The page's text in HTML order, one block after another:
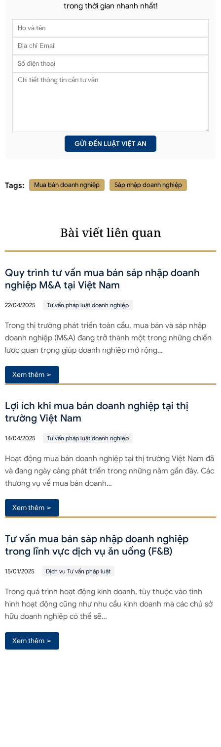
trong thời gian nhanh nhất!
Tags: Mua bán doanh nghiệp Sáp nhập doanh nghiệp
Bài viết liên quan
Quy trình tư vấn mua bán sáp nhập doanh
nghiệp M&A tại Việt Nam
22/04/2025 Tư vấn pháp luật doanh nghiệp
Trong thị trường phát triển toàn cầu, mua bán và sáp nhập
doanh nghiệp (M&A) đang trở thành một trong những chiến
lược quan trọng giúp doanh nghiệp mở rộng…
Xem thêm ➢
Lợi ích khi mua bán doanh nghiệp tại thị
trường Việt Nam
14/04/2025 Tư vấn pháp luật doanh nghiệp
Hoạt động mua bán doanh nghiệp tại thị trường Việt Nam đã
và đang ngày càng phát triển trong những năm gần đây. Các
thương vụ về mua bán doanh…
Xem thêm ➢
Tư vấn mua bán sáp nhập doanh nghiệp
trong lĩnh vực dịch vụ ăn uống (F&B)
15/01/2025 Dịch vụ Tư vấn pháp luật
Trong quá trình hoạt động kinh doanh, tùy thuộc vào tình
hình hoạt động cũng như nhu cầu kinh doanh mà các chủ sở
hữu doanh nghiệp có thể sẽ…
Xem thêm ➢